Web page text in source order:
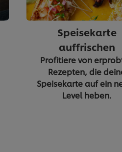
Speisekarte
auffrischen
Profitiere von
Rezepten, die
Speisekarte auf ein
Level heben.